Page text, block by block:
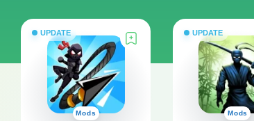
UPDATE
Mods
UPDATE
Mods